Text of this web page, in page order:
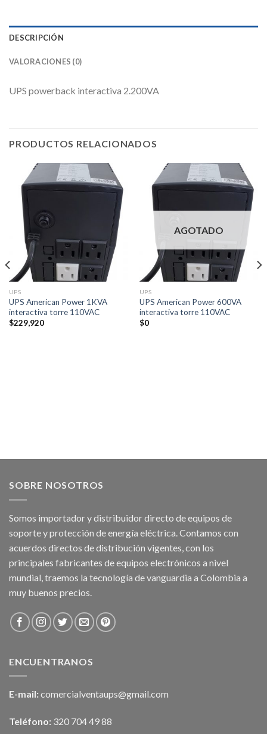
DESCRIPCIÓN
VALORACIONES (0)
UPS powerback interactiva 2.200VA
PRODUCTOS RELACIONADOS
UPS
UPS American Power 1KVA
interactiva torre 110VAC
$229,920
AGOTADO
UPS
UPS American Power 600VA
interactiva torre 110VAC
$0
SOBRE NOSOTROS
Somos importador y distribuidor directo de equipos de
soporte y protección de energía eléctrica. Contamos con
acuerdos directos de distribución vigentes, con los
principales fabricantes de equipos electrónicos a nivel
mundial, traemos la tecnología de vanguardia a Colombia a
muy buenos precios.
ENCUENTRANOS
E-mail: comercialventaups@gmail.com
Teléfono: 320 704 49 88